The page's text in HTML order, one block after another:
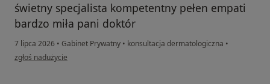
świetny specjalista kompetentny pełen empati
bardzo miła pani doktór
7 lipca 2026 • Gabinet Prywatny • konsultacja dermatologiczna •
w opinii użytkownika Aleksandra
zgłoś nadużycie